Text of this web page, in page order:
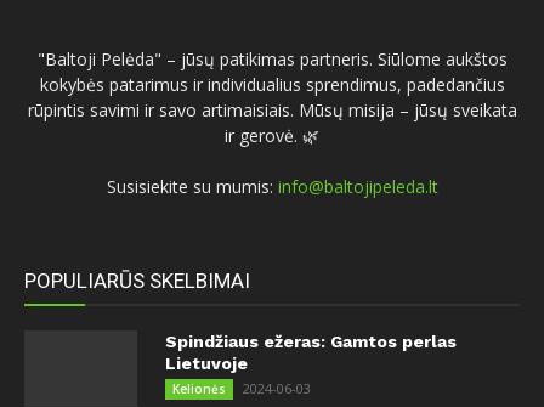
"Baltoji Pelėda" – jūsų patikimas partneris. Siūlome aukštos
kokybės patarimus ir individualius sprendimus, padedančius
rūpintis savimi ir savo artimaisiais. Mūsų misija – jūsų sveikata
ir gerovė. 🌿
Susisiekite su mumis: info@baltojipeleda.lt
POPULIARŪS SKELBIMAI
Spindžiaus ežeras: Gamtos perlas
Lietuvoje
Kelionės 2024-06-03